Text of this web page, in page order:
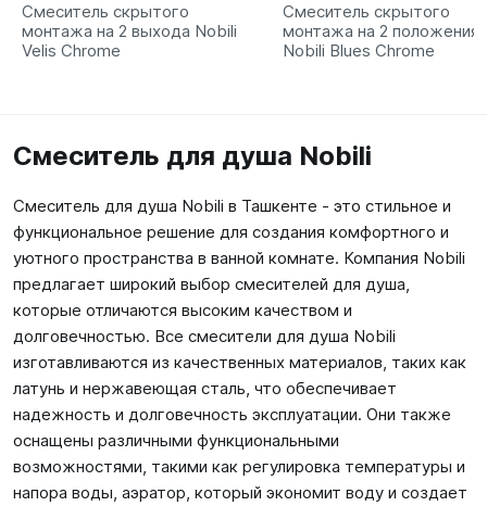
Смеситель скрытого
монтажа на 2 выхода Nobili
Velis Chrome
Смеситель скрытого
монтажа на 2 положения
Nobili Blues Chrome
Смеситель для душа Nobili
Смеситель для душа Nobili в Ташкенте - это стильное и
функциональное решение для создания комфортного и
уютного пространства в ванной комнате. Компания Nobili
предлагает широкий выбор смесителей для душа,
которые отличаются высоким качеством и
долговечностью. Все смесители для душа Nobili
изготавливаются из качественных материалов, таких как
латунь и нержавеющая сталь, что обеспечивает
надежность и долговечность эксплуатации. Они также
оснащены различными функциональными
возможностями, такими как регулировка температуры и
напора воды, аэратор, который экономит воду и создает